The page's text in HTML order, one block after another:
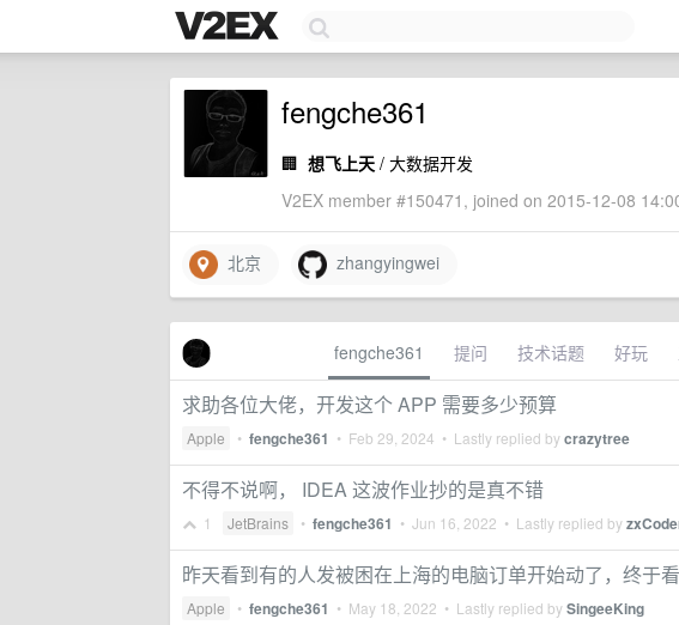
fengche361
🏢 想飞上天 / 大数据开发
V2EX member #150471, joined on 2015-12-08
北京 zhangyingwei
fengche361 提问 技术话题 好玩
求助各位大佬，开发这个 APP 需要多少预算
Apple • fengche361 • Feb 29, 2024 • Lastly replied bycrazytree
不得不说啊， IDEA 这波作业抄的是真不错
1 JetBrains • fengche361 • Jun 16, 2022 • Lastly replied by
昨天看到有的人发被困在上海的电脑订单开始动了，终于看
Apple • fengche361 • May 18, 2022 • Lastly replied bySingeeKing